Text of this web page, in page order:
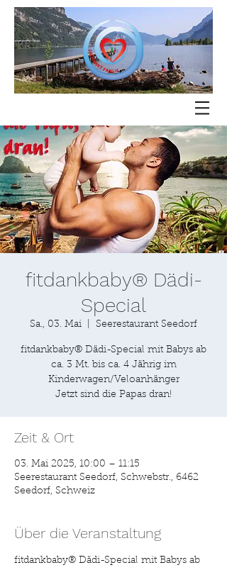
fitdankbaby® Dädi-
Special
Sa., 03. Mai Seerestaurant Seedorf
fitdankbaby® Dädi-Special mit Babys ab
ca. 3 Mt. bis ca. 4 Jährig im
Kinderwagen/Veloanhänger
Zeit & Ort
03. Mai 2025, 10:00 – 11:15
Seerestaurant Seedorf, Schwebstr., 6462
Seedorf, Schweiz
Über die Veranstaltung
fitdankbaby® Dädi-Special mit Babys ab